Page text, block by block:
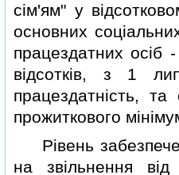
сiм'ям" у
основних
працездатних осiб
вiдсоткiв, з 1
працездатнiсть,
прожиткового
Рiвень
на звiльнення